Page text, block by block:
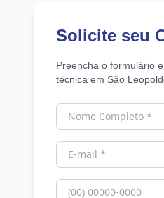
Solicite seu
Preencha o formulário
técnica em São